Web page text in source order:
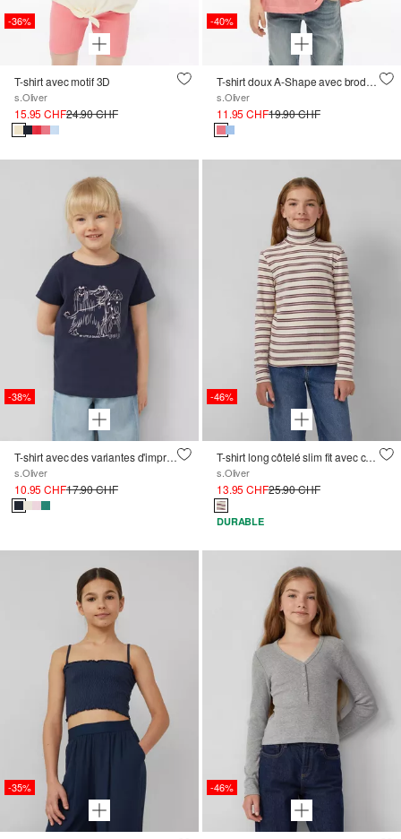
-36%
T-shirt avec motif 3D
s.Oliver
15.95 CHF24.90 CHF
-40%
T-shirt doux A-Shape avec broderie
s.Oliver
11.95 CHF19.90 CHF
-38%
T-shirt avec des variantes d'imprimés scintillants
s.Oliver
10.95 CHF17.90 CHF
-46%
T-shirt long côtelé slim fit avec col roulé et motif à rayures
s.Oliver
13.95 CHF25.90 CHF
DURABLE
-35% -46%